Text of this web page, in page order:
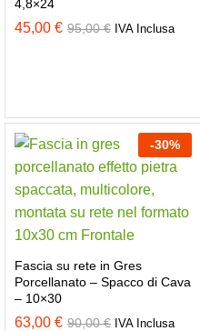
4,8×24
45,00 € 95,00€ IVA Inclusa
-30%
Fascia su rete in Gres
Porcellanato – Spacco di Cava
– 10×30
63,00 € 90,00€ IVA Inclusa